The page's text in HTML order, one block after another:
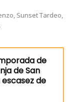
Sunset Tardeo,
de
de San
de